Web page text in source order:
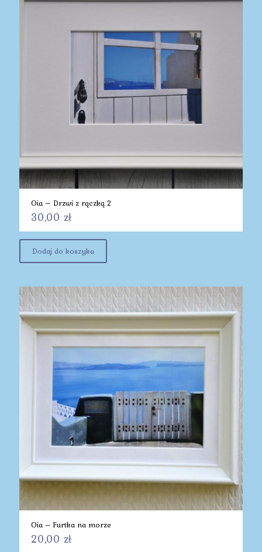
Oia – Drzwi z rączką 2
30,00 zł
Dodaj do koszyka
Oia – Furtka na morze
20,00 zł